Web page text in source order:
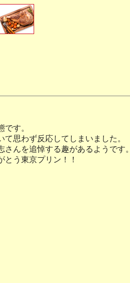
す。
思わず反応してしまいました。
んを追悼する趣があるようです。
う東京プリン！！